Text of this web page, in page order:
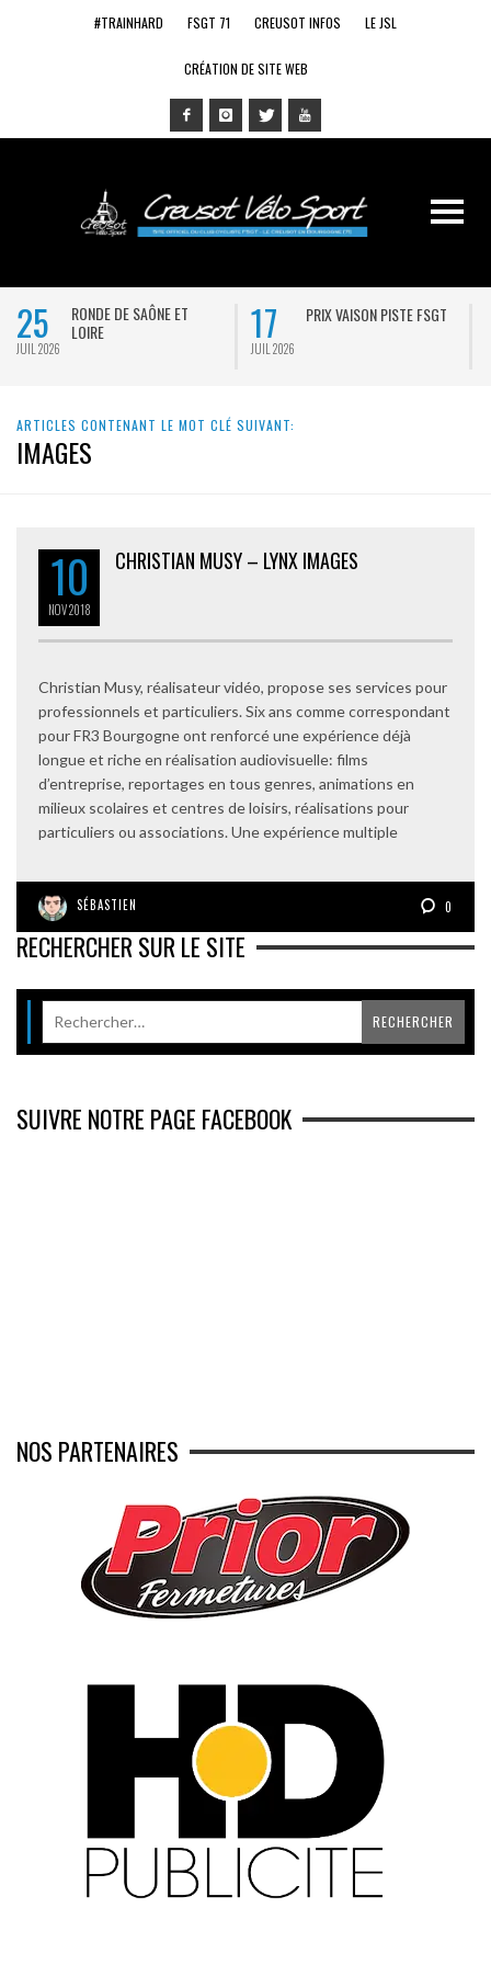
#TRAINHARD FSGT 71 CREUSOT INFOS LE JSL
CRÉATION DE SITE WEB
25
JUIL 2026
RONDE DE SAÔNE ET
LOIRE
17
JUIL 2026
PRIX VAISON PISTE FSGT
ARTICLES CONTENANT LE MOT CLÉ SUIVANT:
IMAGES
10
NOV2018
CHRISTIAN MUSY – LYNX IMAGES
Christian Musy, réalisateur vidéo, propose ses services pour
professionnels et particuliers. Six ans comme correspondant
pour FR3 Bourgogne ont renforcé une expérience déjà
longue et riche en réalisation audiovisuelle: films
d’entreprise, reportages en tous genres, animations en
milieux scolaires et centres de loisirs, réalisations pour
particuliers ou associations. Une expérience multiple
SÉBASTIEN 0
RECHERCHER SUR LE SITE
SUIVRE NOTRE PAGE FACEBOOK
NOS PARTENAIRES